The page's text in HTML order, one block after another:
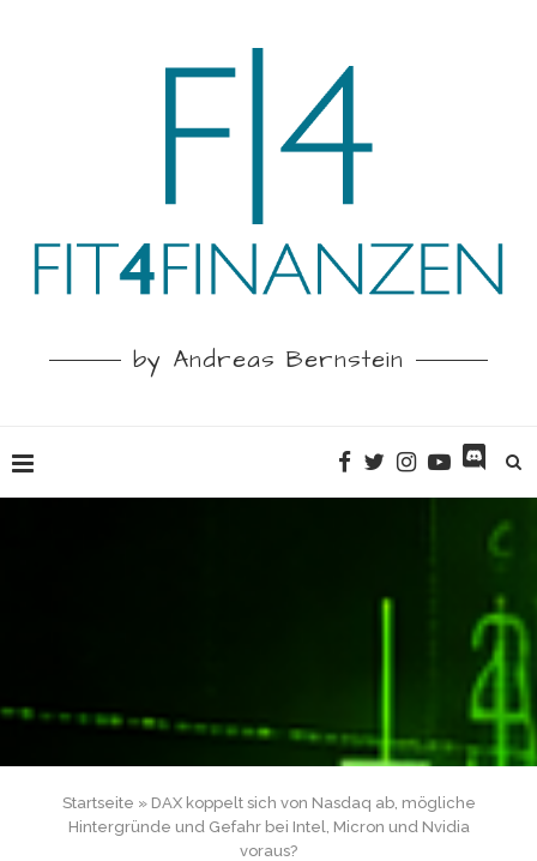
by Andreas Bernstein
Startseite » DAX koppelt sich von Nasdaq ab, mögliche
Hintergründe und Gefahr bei Intel, Micron und Nvidia
voraus?